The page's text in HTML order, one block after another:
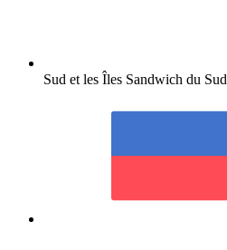
Sud et les Îles Sandwich du Sud